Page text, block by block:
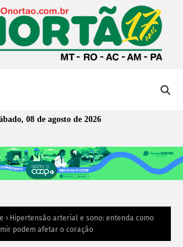
08 de agosto de 2026
Hipertensão arterial e sono: entenda como
podem afetar o coração